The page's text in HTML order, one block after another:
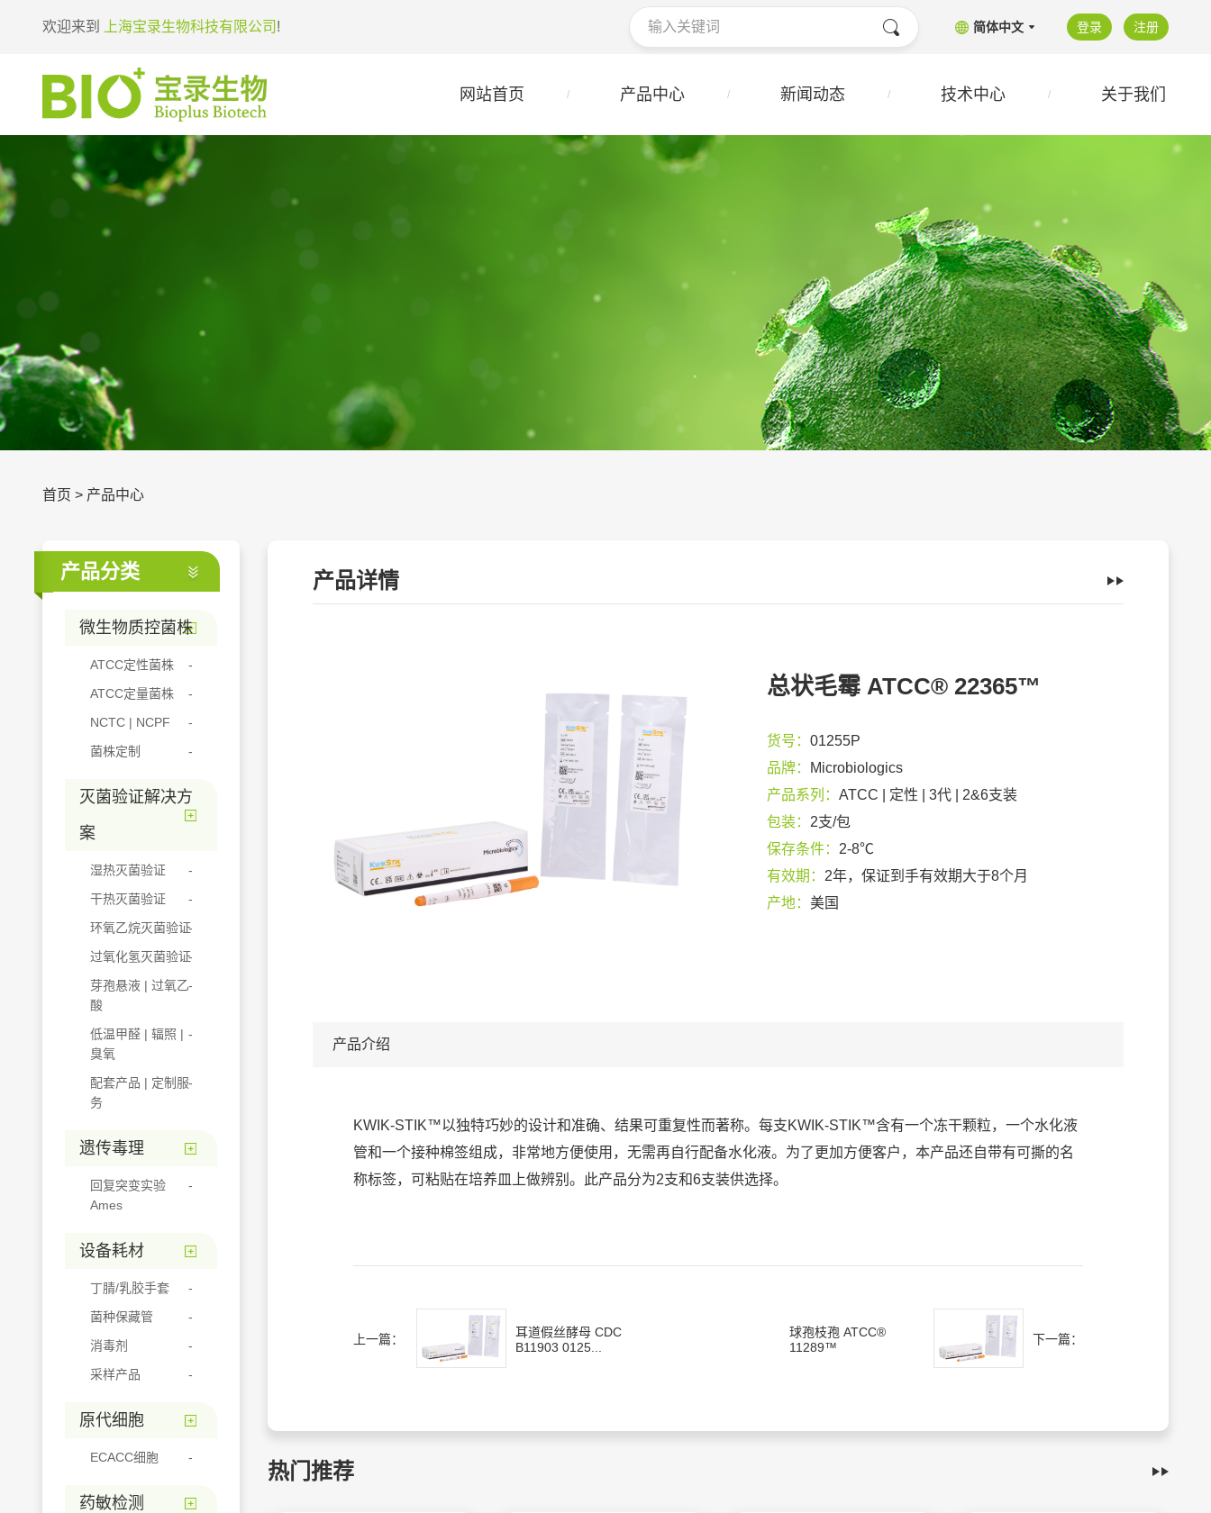
欢迎来到 上海宝录生物科技有限公司 ! 简体中文 登录 注册
网站首页 产品中心 新闻动态 技术中心 关于我们
首页 > 产品中心
产品分类
微生物质控菌株
ATCC定性菌株
ATCC定量菌株
NCTC | NCPF
菌株定制
灭菌验证解决方
案
湿热灭菌验证
干热灭菌验证
环氧乙烷灭菌验证
过氧化氢灭菌验证
芽孢悬液 | 过氧乙
酸
低温甲醛 | 辐照 |
臭氧
配套产品 | 定制服
务
遗传毒理
回复突变实验
Ames
设备耗材
丁腈/乳胶手套
菌种保藏管
消毒剂
采样产品
原代细胞
ECACC细胞
药敏检测
产品详情
总状毛霉 ATCC® 22365™
货号： 01255P
品牌：
Microbiologics
产品系列： ATCC | 定性 | 3代 | 2&6支装
包装： 2支/包
保存条件： 2-8℃
有效期： 2年，保证到手有效期大于8个月
产地： 美国
产品介绍
KWIK-STIK™以独特巧妙的设计和准确、结果可重复性而著称。每支KWIK-STIK™含有一个冻干颗粒，一个水化液
管和一个接种棉签组成，非常地方便使用，无需再自行配备水化液。为了更加方便客户，本产品还自带有可撕的名
称标签，可粘贴在培养皿上做辨别。此产品分为2支和6支装供选择。
上一篇：
耳道假丝酵母 CDC
B11903 0125...
球孢枝孢 ATCC®
11289™
下一篇：
热门推荐